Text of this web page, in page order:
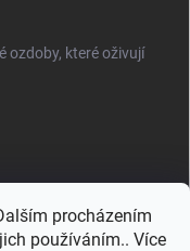
procházením
používáním.. Více
ozdoby, které oživují